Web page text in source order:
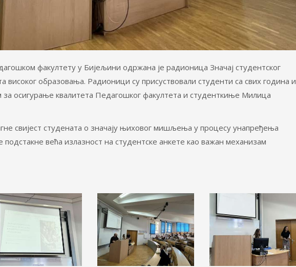
факултету у Бијељини одржана је радионица Значај студентског
високог образовања. Радионици су присуствовали студенти са свих година и
осигурање квалитета Педагошког факултета и студенткиње Милица
свијест студената о значају њиховог мишљења у процесу унапређења
подстакне већа излазност на студентске анкете као важан механизам